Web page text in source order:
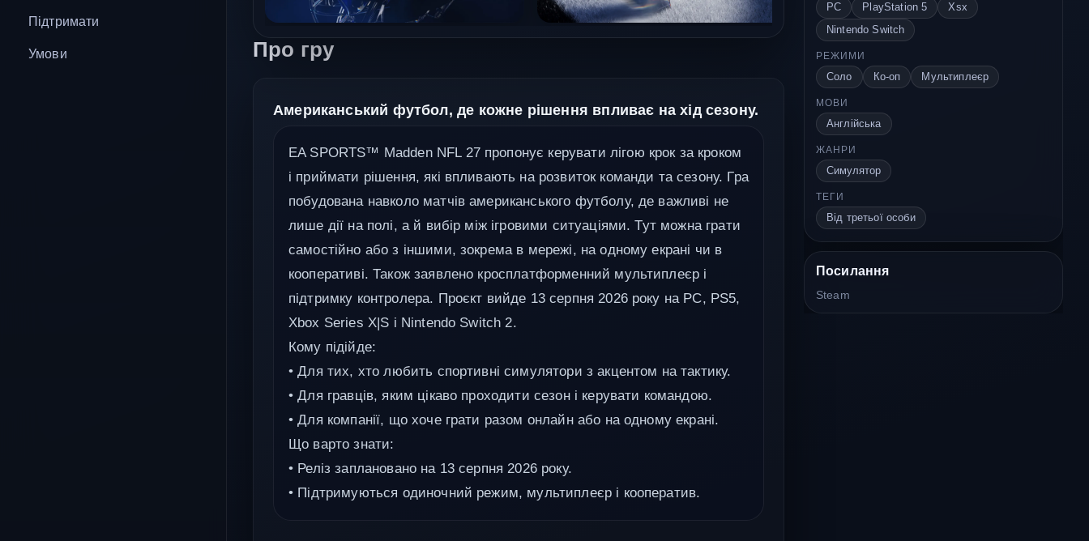
Підтримати
Умови Про гру
Американський футбол, де кожне рішення впливає на хід сезону.
EA SPORTS™ Madden NFL 27 пропонує керувати лігою крок за кроком
і приймати рішення, які впливають на розвиток команди та сезону. Гра
побудована навколо матчів американського футболу, де важливі не
лише дії на полі, а й вибір між ігровими ситуаціями. Тут можна грати
самостійно або з іншими, зокрема в мережі, на одному екрані чи в
кооперативі. Також заявлено кросплатформенний мультиплеєр і
підтримку контролера. Проєкт вийде 13 серпня 2026 року на PC, PS5,
Xbox Series X|S і Nintendo Switch 2.
Кому підійде:
• Для тих, хто любить спортивні симулятори з акцентом на тактику.
• Для гравців, яким цікаво проходити сезон і керувати командою.
• Для компанії, що хоче грати разом онлайн або на одному екрані.
Що варто знати:
• Реліз заплановано на 13 серпня 2026 року.
• Підтримуються одиночний режим, мультиплеєр і кооператив.
PC PlayStation 5
Xsx
Nintendo Switch
РЕЖИМИ
Соло Ко-оп Мультиплеєр
МОВИ
Англійська
ЖАНРИ
Симулятор
ТЕГИ
Від третьої особи
Посилання
Steam